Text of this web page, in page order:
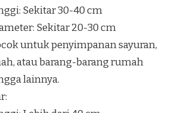
Sekitar 30-40 cm
Sekitar 20-30 cm
untuk penyimpanan sayuran,
atau barang-barang rumah
lainnya.